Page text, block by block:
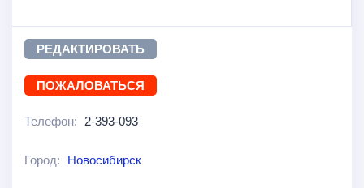
РЕДАКТИРОВАТЬ
ПОЖАЛОВАТЬСЯ
Телефон: 2-393-093
Город: Новосибирск